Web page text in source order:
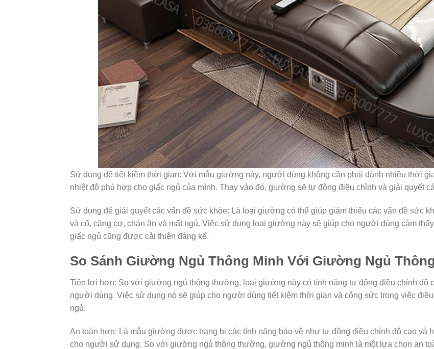
Sử dụng để tiết kiệm thời gian: Với mẫu giường này, người dùng không cần phải dành nhiều thời
nhiệt độ phù hợp cho giấc ngủ của mình. Thay vào đó, giường sẽ tự động điều chỉnh và giải quyết
Sử dụng để giải quyết các vấn đề sức khỏe: Là loại giường có thể giúp giảm thiểu các vấn đề sức
và cổ, căng cơ, chán ăn và mất ngủ. Việc sử dụng loại giường này sẽ giúp cho người dùng cảm
giấc ngủ cũng được cải thiện đáng kể.
So Sánh Giường Ngủ Thông Minh Với Giường Ngủ
Tiện lợi hơn: So với giường ngủ thông thường, loại giường này có tính năng tự động điều chỉnh độ
người dùng. Việc sử dụng nó sẽ giúp cho người dùng tiết kiệm thời gian và công sức trong việc
ngủ.
An toàn hơn: Là mẫu giường được trang bị các tính năng bảo vệ như tự động điều chỉnh độ cao và
cho người sử dụng. So với giường ngủ thông thường, giường ngủ thông minh là một lựa chọn an